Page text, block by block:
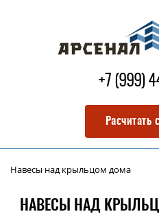
+7 (999)
Расчитать
Навесы над крыльцом дома
НАВЕСЫ НАД